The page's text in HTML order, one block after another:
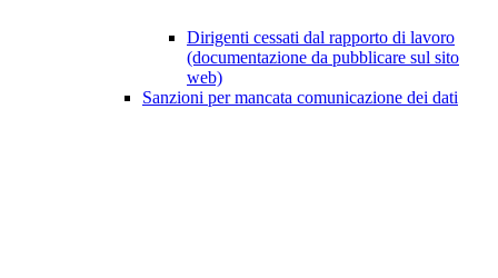
Dirigenti cessati dal rapporto di lavoro
(documentazione da pubblicare sul sito
web)
Sanzioni per mancata comunicazione dei dati